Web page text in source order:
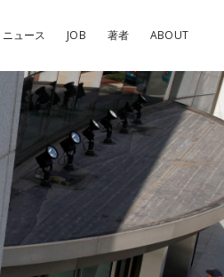
ニュース JOB 著者 ABOUT